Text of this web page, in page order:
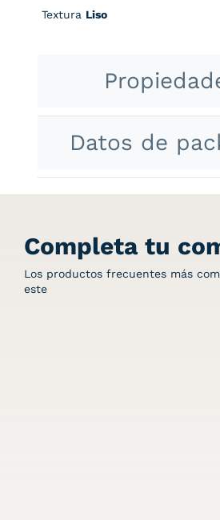
Textura Liso
Datos de
Completa tu
Los productos frecuentes más
este